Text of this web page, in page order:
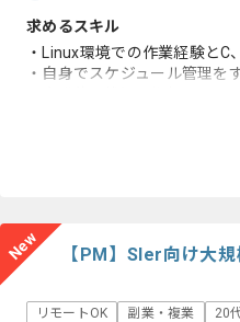
求めるスキル
・Linux環境での作業経験とC
・自身でスケジュール管理を
New 【PM】Sler向け大
リモートOK 副業・複業 20